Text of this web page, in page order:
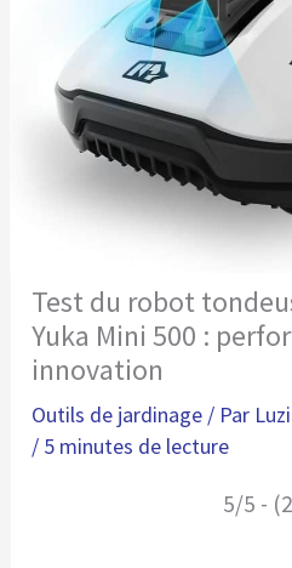
Test du robot
Yuka Mini 500 :
innovation
Outils de jardinage / Par
/ 5 minutes de lecture
5/5 -